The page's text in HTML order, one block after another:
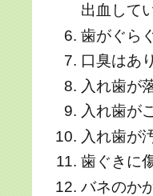
出血して
歯がぐら
口臭はあ
入れ歯が
入れ歯が
入れ歯が
歯ぐきに
バネのか